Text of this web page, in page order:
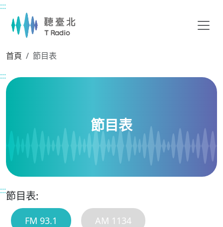
主要內容區塊
:::
首頁
節目表
:::
節目表
:::節目表:
FM 93.1 AM 1134